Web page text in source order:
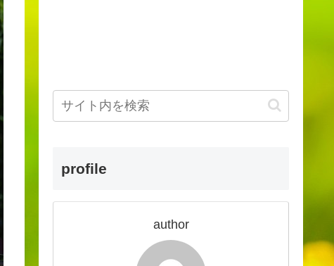
profile
author